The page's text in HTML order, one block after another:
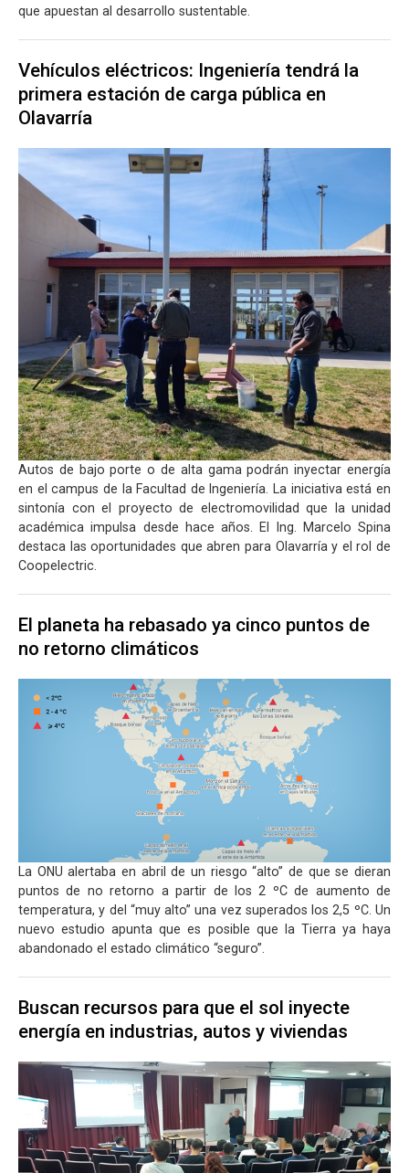
que apuestan al desarrollo sustentable.
Vehículos eléctricos: Ingeniería tendrá la
primera estación de carga pública en
Olavarría
Autos de bajo porte o de alta gama podrán inyectar energía
en el campus de la Facultad de Ingeniería. La iniciativa está en
sintonía con el proyecto de electromovilidad que la unidad
académica impulsa desde hace años. El Ing. Marcelo Spina
destaca las oportunidades que abren para Olavarría y el rol de
Coopelectric.
El planeta ha rebasado ya cinco puntos de
no retorno climáticos
La ONU alertaba en abril de un riesgo “alto” de que se dieran
puntos de no retorno a partir de los 2 ºC de aumento de
temperatura, y del “muy alto” una vez superados los 2,5 ºC. Un
nuevo estudio apunta que es posible que la Tierra ya haya
abandonado el estado climático “seguro”.
Buscan recursos para que el sol inyecte
energía en industrias, autos y viviendas